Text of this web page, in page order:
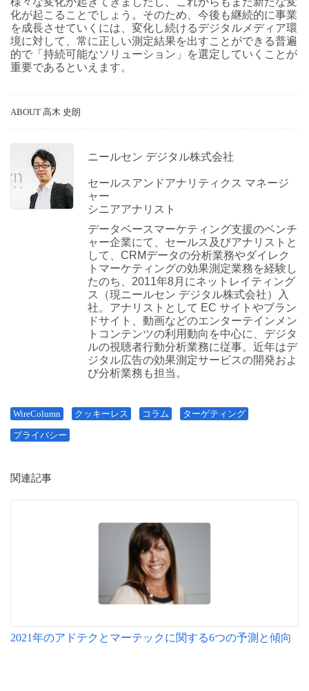
化が起こることでしょう。そのため、今後も継続的に事業
を成長させていくには、変化し続けるデジタルメディア環
境に対して、常に正しい測定結果を出すことができる普遍
的で「持続可能なソリューション」を選定していくことが
重要であるといえます。
ABOUT 高木 史朗
ニールセン デジタル株式会社
セールスアンドアナリティクス マネージ
ャー
シニアアナリスト
データベースマーケティング支援のベンチ
ャー企業にて、セールス及びアナリストと
して、CRMデータの分析業務やダイレク
トマーケティングの効果測定業務を経験し
たのち、2011年8月にネットレイティング
ス（現ニールセン デジタル株式会社）入
社。アナリストとして EC サイトやブラン
ドサイト、動画などのエンターテインメン
トコンテンツの利用動向を中心に、デジタ
ルの視聴者行動分析業務に従事。近年はデ
ジタル広告の効果測定サービスの開発およ
び分析業務も担当。
WireColumn クッキーレス コラム ターゲティング
プライバシー
関連記事
2021年のアドテクとマーテックに関する6つの予測と傾向